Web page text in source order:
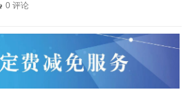
0 评论